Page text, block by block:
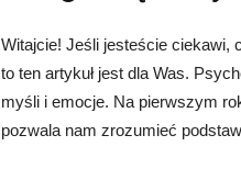
Witajcie! Jeśli jesteście ciekawi,
to ten artykuł jest dla Was.
myśli i emocje. Na pierwszym
pozwala nam zrozumieć